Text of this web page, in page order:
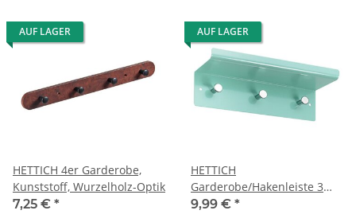
AUF LAGER
HETTICH 4er Garderobe,
Kunststoff, Wurzelholz-Optik
7,25 € *
AUF LAGER
HETTICH
Garderobe/Hakenleiste 3
Haken mit Ablage, 300 x 100
9,99 € *